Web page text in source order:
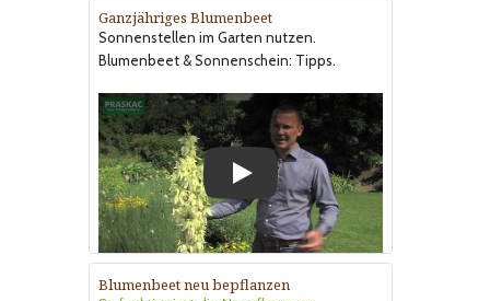
Ganzjähriges Blumenbeet
Sonnenstellen im Garten nutzen.
Blumenbeet & Sonnenschein: Tipps.
Blumenbeet neu bepflanzen